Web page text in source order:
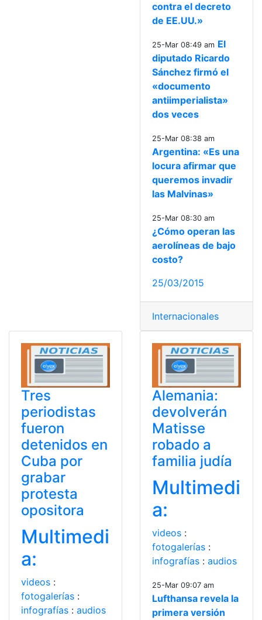
contra el decreto
de EE.UU.»
25-Mar 08:49 am El
diputado Ricardo
Sánchez firmó el
«documento
antiimperialista»
dos veces
25-Mar 08:38 am
Argentina: «Es una
locura afirmar que
queremos invadir
las Malvinas»
25-Mar 08:30 am
¿Cómo operan las
aerolíneas de bajo
costo?
25/03/2015
Internacionales
Tres
periodistas
fueron
detenidos en
Cuba por
grabar
protesta
opositora
Multimedi
a:
videos :
fotogalerías :
infografías : audios
Alemania:
devolverán
Matisse
robado a
familia judía
Multimedi
a:
videos :
fotogalerías :
infografías : audios
25-Mar 09:07 am
Lufthansa revela la
primera versión